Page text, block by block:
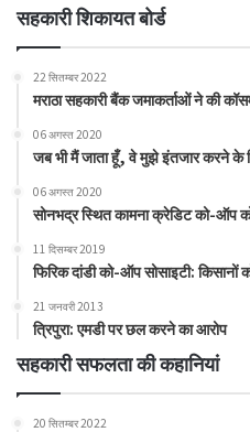
सहकारी शिकायत बोर्ड
22 सितम्बर 2022
मराठा सहकारी बैंक जमाकर्ताओं ने की
06 अगस्त 2020
जब भी मैं जाता हूँ, वे मुझे इंतजार करने के
06 अगस्त 2020
सोनभद्र स्थित कामना क्रेडिट को-ऑप
11 दिसम्बर 2019
फिरिक दांडी को-ऑप सोसाइटी: किसानों
21 जनवरी 2013
त्रिपुरा: एमडी पर छल करने का आरोप
सहकारी सफलता की कहानियां
20 सितम्बर 2022